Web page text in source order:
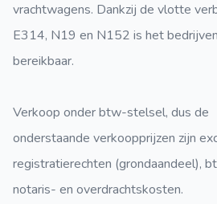
vrachtwagens. Dankzij de vlotte
E314, N19 en N152 is het
bereikbaar.
Verkoop onder btw-stelsel, dus de
onderstaande verkoopprijzen zijn
registratierechten (grondaandeel),
notaris- en overdrachtskosten.